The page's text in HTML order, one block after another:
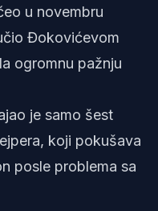
u novembru
Đokovićevom
ogromnu pažnju
je samo šest
koji pokušava
posle problema sa